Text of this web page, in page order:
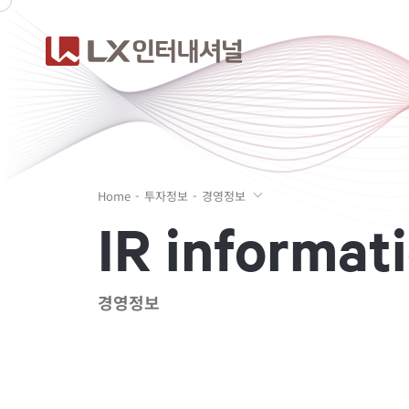
Home 투자정보 경영정보
IR informati
경영정보